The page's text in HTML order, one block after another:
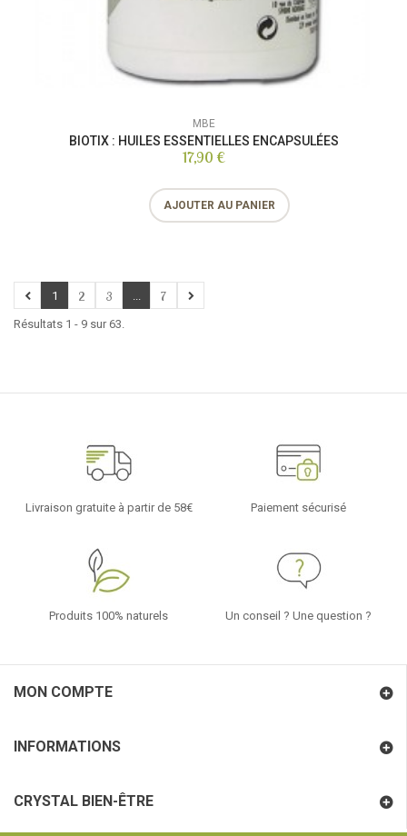
MBE
BIOTIX : HUILES ESSENTIELLES ENCAPSULÉES
17,90 €
AJOUTER AU PANIER
1 2 3 ... 7
Résultats 1 - 9 sur 63.
Livraison gratuite à partir de 58€ Paiement sécurisé
Produits 100% naturels Un conseil ? Une question ?
MON COMPTE
INFORMATIONS
CRYSTAL BIEN-ÊTRE